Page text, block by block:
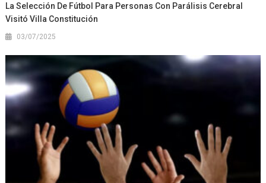
La Selección De Fútbol Para Personas Con Parálisis Cerebral
Visitó Villa Constitución
03/07/2025